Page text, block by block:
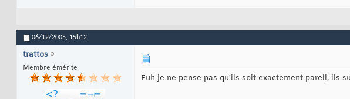
06/12/2005, 15h12
trattos
Membre émérite
Euh je ne pense pas qu'ils soit exactement pareil, ils